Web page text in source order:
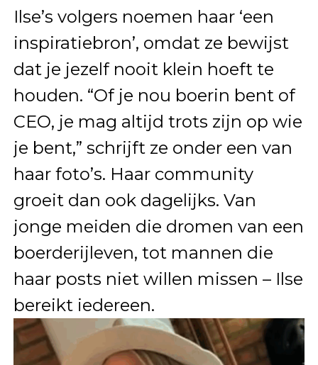
Ilse’s volgers noemen haar ‘een
inspiratiebron’, omdat ze bewijst
dat je jezelf nooit klein hoeft te
houden. “Of je nou boerin bent of
CEO, je mag altijd trots zijn op wie
je bent,” schrijft ze onder een van
haar foto’s. Haar community
groeit dan ook dagelijks. Van
jonge meiden die dromen van een
boerderijleven, tot mannen die
haar posts niet willen missen – Ilse
bereikt iedereen.